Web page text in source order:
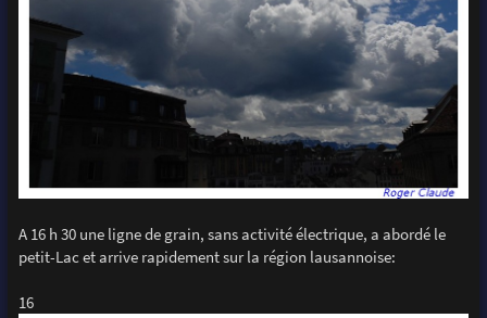
A 16 h 30 une ligne de grain, sans activité électrique, a abordé le
petit-Lac et arrive rapidement sur la région lausannoise:
16